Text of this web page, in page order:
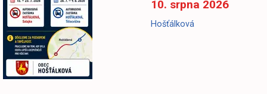
10. srpna 2026
Hošťálková